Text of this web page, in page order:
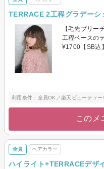
TERRACE 2工程グラデー
【毛先ブリー
工程ベースの
¥1700【SB込】
利用条件：全員OK／楽天ビューティー
このメ
全員 ヘアカラー
ハイライト+TERRACEデ